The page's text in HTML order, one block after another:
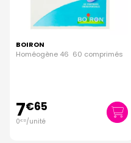
BOIRON
Homéogène 46 60 comprimés
7€65
0€ 13/unité